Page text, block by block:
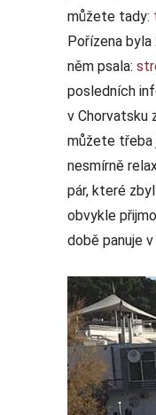
můžete tady:
Pořízena
něm psala:
posledních
v Chorvatsku
můžete třeba
nesmírně
pár, které
obvykle
době panuje